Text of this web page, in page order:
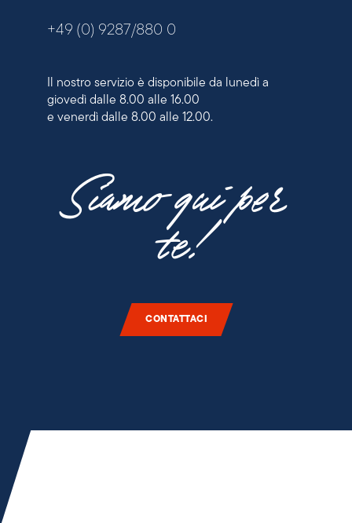
+49 (0) 9287/880 0
Il nostro servizio è disponibile da lunedì a
giovedì dalle 8.00 alle 16.00
e venerdì dalle 8.00 alle 12.00.
Siamo qui per
te!
CONTATTACI